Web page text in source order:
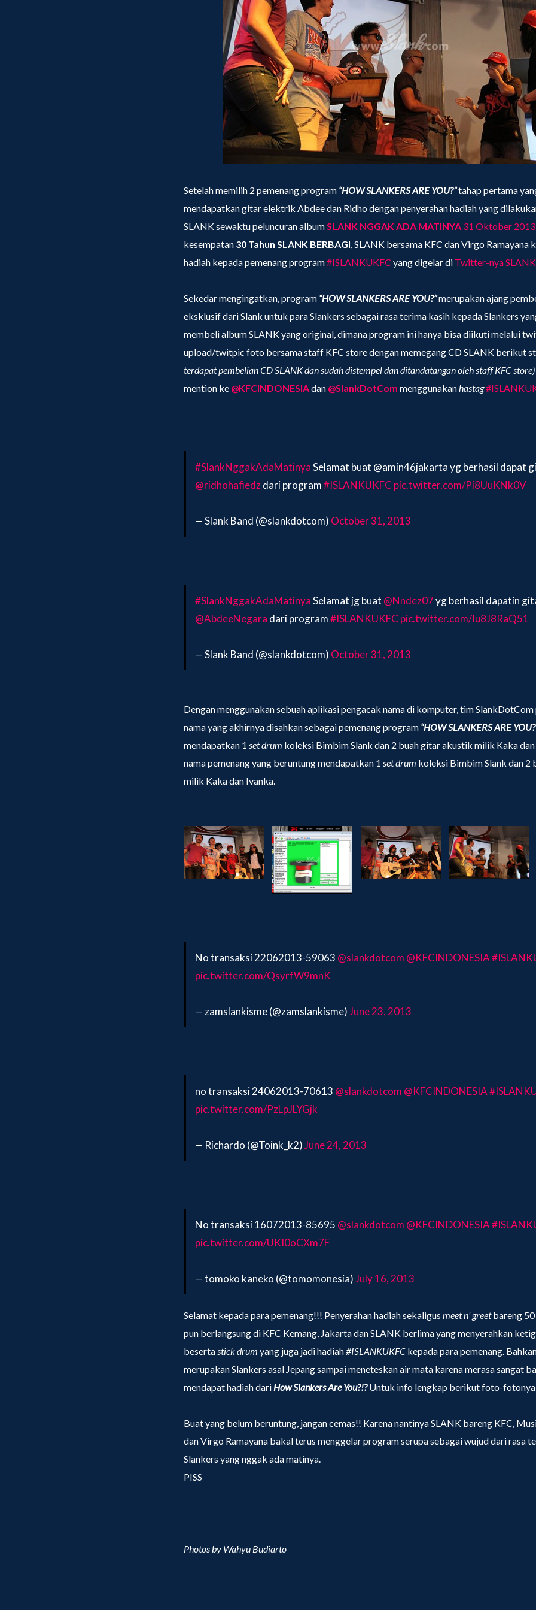
Setelah memilih 2 pemenang program “HOW SLANKERS ARE YOU?”tahap pertama
mendapatkan gitar elektrik Abdee dan Ridho dengan penyerahan hadiah yang
SLANK sewaktu peluncuran albumSLANK NGGAK ADA MATINYA 31 Oktober
kesempatan 30 Tahun SLANK BERBAGI, SLANK bersama KFC dan Virgo Ramayana
hadiah kepada pemenang program#ISLANKUKFC yang digelar di Twitter-nya
Sekedar mengingatkan, program “HOW SLANKERS ARE YOU?”merupakan ajang
eksklusif dari Slank untuk para Slankers sebagai rasa terima kasih kepada Slankers
membeli album SLANK yang original, dimana program ini hanya bisa diikuti melalui
upload/twitpic foto bersama staff KFC store dengan memegang CD SLANK berikut
terdapat pembelian CD SLANK dan sudah distempel dan ditandatangan oleh staff KFC store)
mention ke @KFCINDONESIAdan @SlankDotCom menggunakanhastag
#SlankNggakAdaMatinyaSelamat buat @amin46jakarta yg berhasil dapat
@ridhohafiedzdari program#ISLANKUKFC pic.twitter.com/Pi8UuKNk0V
— Slank Band (@slankdotcom) October 31, 2013
#SlankNggakAdaMatinyaSelamat jg buat @Nndez07yg berhasil dapatin
@AbdeeNegara dari program#ISLANKUKFC pic.twitter.com/Iu8J8RaQ51
— Slank Band (@slankdotcom) October 31, 2013
Dengan menggunakan sebuah aplikasi pengacak nama di komputer, tim
nama yang akhirnya disahkan sebagai pemenang program “HOW SLANKERS ARE
mendapatkan 1 set drum koleksi Bimbim Slank dan 2 buah gitar akustik milik Kaka
nama pemenang yang beruntung mendapatkan 1 set drum koleksi Bimbim Slank dan 2
milik Kaka dan Ivanka.
No transaksi 22062013-59063 @slankdotcom @KFCINDONESIA
pic.twitter.com/QsyrfW9mnK
— zamslankisme (@zamslankisme)June 23, 2013
no transaksi 24062013-70613 @slankdotcom @KFCINDONESIA
pic.twitter.com/PzLpJLYGjk
— Richardo (@Toink_k2)June 24, 2013
No transaksi 16072013-85695 @slankdotcom @KFCINDONESIA
pic.twitter.com/UKI0oCXm7F
— tomoko kaneko (@tomomonesia)July 16, 2013
Selamat kepada para pemenang!!! Penyerahan hadiah sekaligus meet n’ greetbareng
pun berlangsung di KFC Kemang, Jakarta dan SLANK berlima yang menyerahkan
besertastick drum yang juga jadi hadiah#ISLANKUKFC kepada para pemenang.
merupakan Slankers asal Jepang sampai meneteskan air mata karena merasa sangat
mendapat hadiah dari How Slankers Are You?!?Untuk info lengkap berikut foto-
Buat yang belum beruntung, jangan cemas!! Karena nantinya SLANK bareng KFC,
dan Virgo Ramayana bakal terus menggelar program serupa sebagai wujud dari rasa
Slankers yang nggak ada matinya.
PISS
Photos by Wahyu Budiarto